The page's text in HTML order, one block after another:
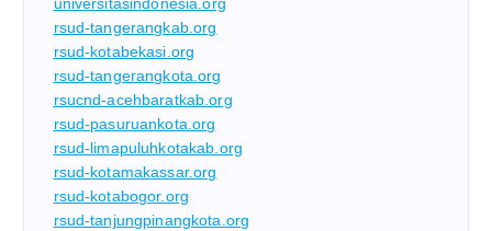
universitasindonesia.org
rsud-tangerangkab.org
rsud-kotabekasi.org
rsud-tangerangkota.org
rsucnd-acehbaratkab.org
rsud-pasuruankota.org
rsud-limapuluhkotakab.org
rsud-kotamakassar.org
rsud-kotabogor.org
rsud-tanjungpinangkota.org